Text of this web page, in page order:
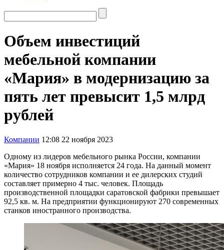
Объем инвестиций
мебельной компании
«Мария» в модернизацию за
пять лет превысит 1,5 млрд
рублей
Компании 12:08 22 ноября 2023
Одному из лидеров мебельного рынка России, компании
«Мария» 18 ноября исполняется 24 года. На данный момент
количество сотрудников компании и ее дилерских студий
составляет примерно 4 тыс. человек. Площадь
производственной площадки саратовской фабрики превышает
92,5 кв. м. На предприятии функционируют 270 современных
станков иностранного производства.